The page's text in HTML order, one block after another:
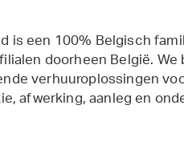
is een 100% Belgisch
doorheen België. We
verhuuroplossingen
afwerking, aanleg en